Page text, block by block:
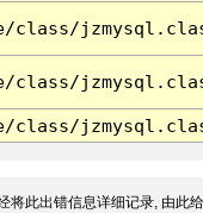
class/
class/
class/
将此出错信息详细记录, 由此